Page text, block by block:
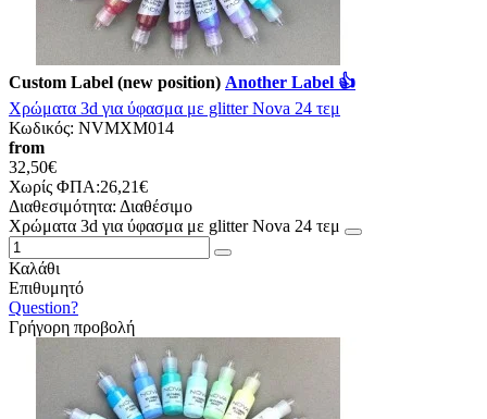
Custom Label (new position) Another Label 👍
Χρώματα 3d για ύφασμα με glitter Nova 24 τεμ
Κωδικός: NVMXM014
from
32,50€
Χωρίς ΦΠΑ:26,21€
Διαθεσιμότητα: Διαθέσιμο
Χρώματα 3d για ύφασμα με glitter Nova 24 τεμ
Καλάθι
Επιθυμητό
Question?
Γρήγορη προβολή